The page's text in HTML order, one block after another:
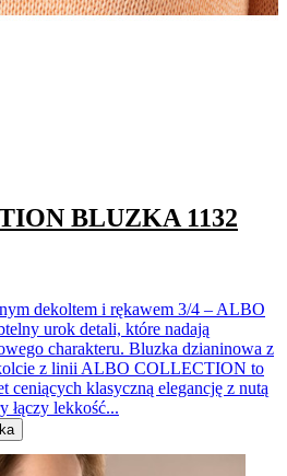
BLUZKA 1132
dekoltem i rękawem 3/4 – ALBO
urok detali, które nadają
charakteru. Bluzka dzianinowa z
z linii ALBO COLLECTION to
ceniących klasyczną elegancję z nutą
łączy lekkość...